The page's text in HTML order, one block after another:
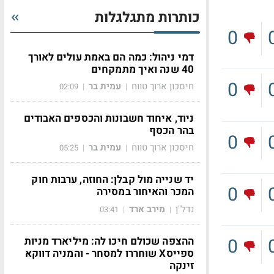
0
0
0
0
0
כותרות מתגלגלות
דמי ניהול: כמה הם באמת עולים לאורך
40 שנה ואיך מתמקחים
חיסכון ארוך טווח | עמית בר |
02:09
ניוד, איחוד חשבונות והכספים האבודים
בהר הכסף
חיסכון ארוך טווח | עמית בר |
05:25
יד שנייה מול קבלן: החוזה, ערבות חוק
המכר והאיחור במסירה
נדל"ן | מירב ארד |
03:41
ההצפה שכולם חיכו לה: מיליארד מניות
ספייסX שוחררו למסחר - והמניה דווקא
זינקה